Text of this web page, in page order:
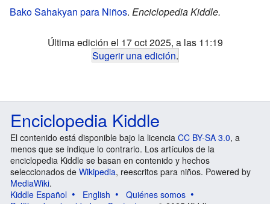
Bako Sahakyan para Niños. Enciclopedia Kiddle.
Última edición el 17 oct 2025, a las 11:19
Sugerir una edición.
Enciclopedia Kiddle
El contenido está disponible bajo la licencia CC BY-SA 3.0, a
menos que se indique lo contrario. Los artículos de la
enciclopedia Kiddle se basan en contenido y hechos
seleccionados de Wikipedia, reescritos para niños. Powered by
MediaWiki.
Kiddle Español
English
Quiénes somos